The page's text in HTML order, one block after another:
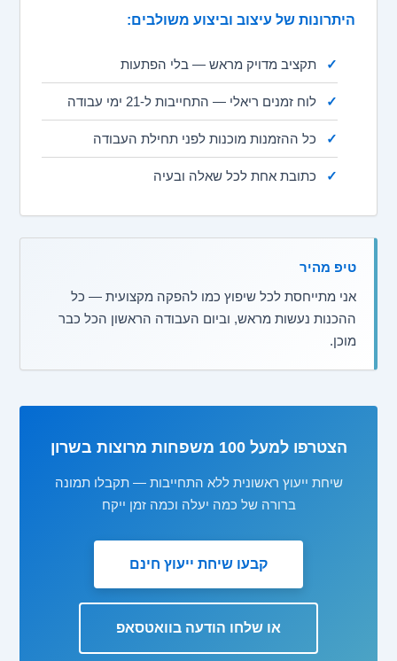
היתרונות של עיצוב וביצוע משולבים:
✓ תקציב מדויק מראש — בלי הפתעות
✓ לוח זמנים ריאלי — התחייבות ל-21 ימי עבודה
✓ כל ההזמנות מוכנות לפני תחילת העבודה
✓ כתובת אחת לכל שאלה ובעיה
טיפ מהיר
אני מתייחסת לכל שיפוץ כמו להפקה מקצועית — כל
ההכנות נעשות מראש, וביום העבודה הראשון הכל כבר
מוכן.
הצטרפו למעל 100 משפחות מרוצות בשרון
שיחת ייעוץ ראשונית ללא התחייבות — תקבלו תמונה
ברורה של כמה יעלה וכמה זמן ייקח
קבעו שיחת ייעוץ חינם
או שלחו הודעה בוואטסאפ